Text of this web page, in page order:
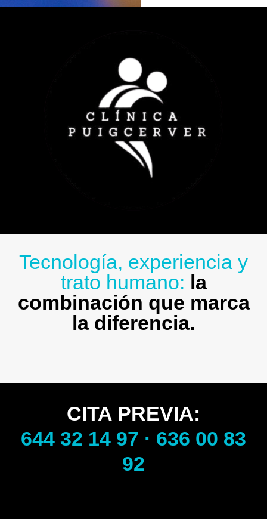
Tecnología, experiencia y
trato humano: la
combinación que marca
la diferencia.
CITA PREVIA:
644 32 14 97 · 636 00 83
92